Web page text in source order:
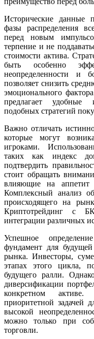
Исторические данные
фазы распределения
перед новым
терпение и не
стоимости актива.
быть особенно
неопределенности и
позволяет снизить
эмоционального
предлагает удобные
подобных стратегий
Важно отличать
которые могут
игроками.
таких как индекс
подтвердить
стоит обращать
влияющие на аппетит
Комплексный анализ
происходящего на
Криптотрейдинг с
интеграции различных
Успешное
фундамент для
рынка. Инвесторы,
этапах этого цикла,
будущего ралли.
диверсификации
конкретном активе.
приоритетной задачей
высокой
можно только при
торговли.